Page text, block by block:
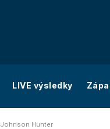
LIVE výsledky
Johnson Hunter